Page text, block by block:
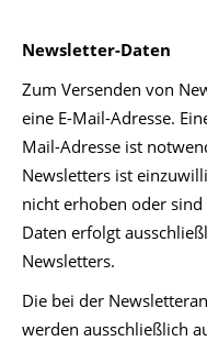
Newsletter-Daten
Zum Versenden von
eine E-Mail-Adresse.
Mail-Adresse ist
Newsletters ist
nicht erhoben oder
Daten erfolgt
Newsletters.
Die bei der
werden ausschließlich